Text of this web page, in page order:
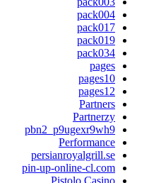
pack004
pack017
pack019
pack034
pages
pages10
pages12
Partners
Partnerzy
pbn2_p9ugexr9wh9
Performance
persianroyalgrill.se
pin-up-online-cl.com